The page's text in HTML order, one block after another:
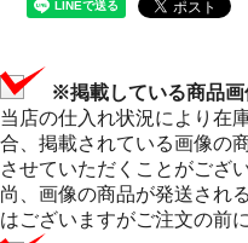
※掲載している商品画
当店の仕入れ状況により在
合、掲載されている画像の
させていただくことがござ
尚、画像の商品が発送され
はございますがご注文の前